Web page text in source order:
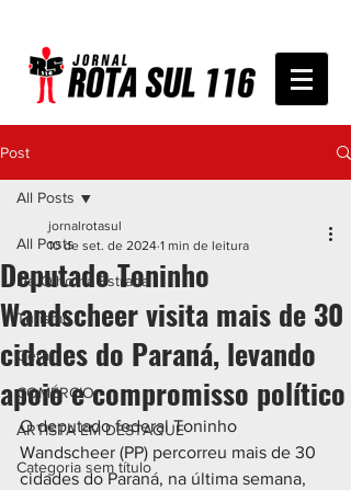
Post
All Posts
De Olho na Estrada
Turismo
Geral
COMÉRCIO
ARTISTA EM DESTAQUE
Categoria sem título
All Posts
Deputado Toninho
Wandscheer visita mais de 30
cidades do Paraná, levando
apoio e compromisso político
jornalrotasul
10 de set. de 2024 1 min de leitura
O deputado federal Toninho
Wandscheer (PP) percorreu mais de 30
cidades do Paraná, na última semana,